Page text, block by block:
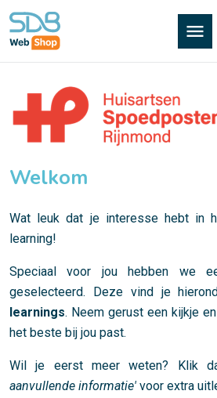
menu
Welkom
Wat leuk dat je interesse hebt in
learning!
Speciaal voor jou hebben we
geselecteerd. Deze vind je
learnings. Neem gerust een kijkje
het beste bij jou past.
Wil je eerst meer weten? Klik
aanvullende informatie' voor extra